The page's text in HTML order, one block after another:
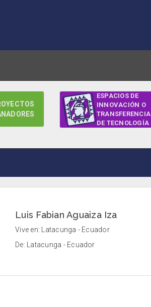
ESPACIOS DE
INNOVACIÓN O
TRANSFERENCIA
DE TECNOLOGÍA
Luis Fabian Aguaiza Iza
Vive en: Latacunga - Ecuador
De: Latacunga - Ecuador